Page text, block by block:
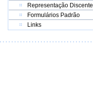
Representação Discente
Formulários Padrão
Links